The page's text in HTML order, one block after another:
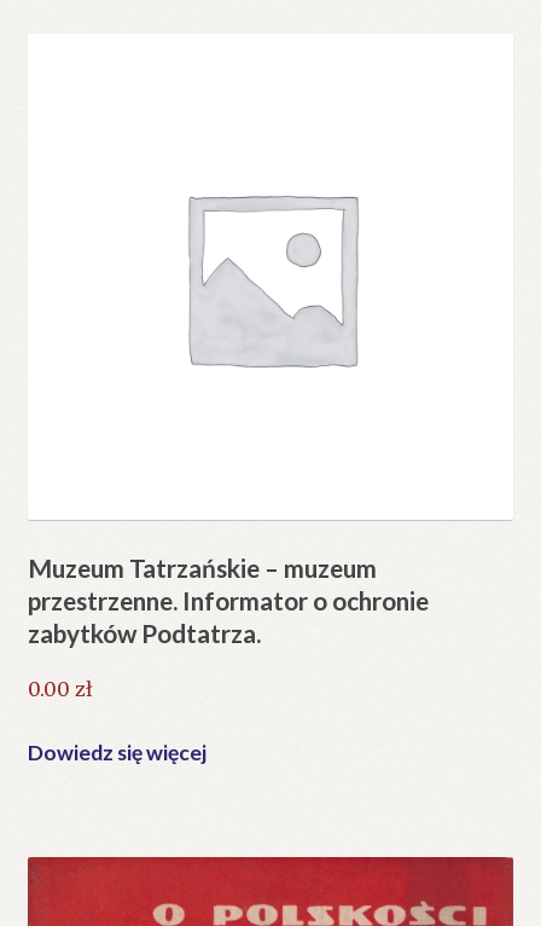
Muzeum Tatrzańskie – muzeum
przestrzenne. Informator o ochronie
zabytków Podtatrza.
0.00 zł
Dowiedz się więcej